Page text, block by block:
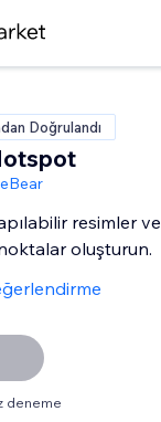
Doğrulandı
resimler ve
oluşturun.
deneme